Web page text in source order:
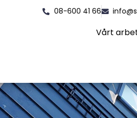
08-600 41 66
Vårt